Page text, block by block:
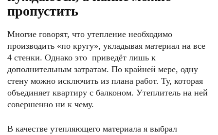
пропустить
Многие говорят, что утепление необходимо
производить «по кругу», укладывая материал на все
4 стенки. Однако это приведёт лишь к
дополнительным затратам. По крайней мере, одну
стену можно исключить из плана работ. Ту, которая
объединяет квартиру с балконом. Утеплитель на ней
совершенно ни к чему.
В качестве утепляющего материала я выбрал